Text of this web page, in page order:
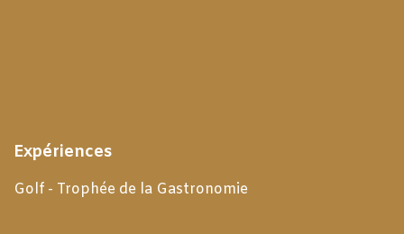
Expériences
Golf - Trophée de la Gastronomie